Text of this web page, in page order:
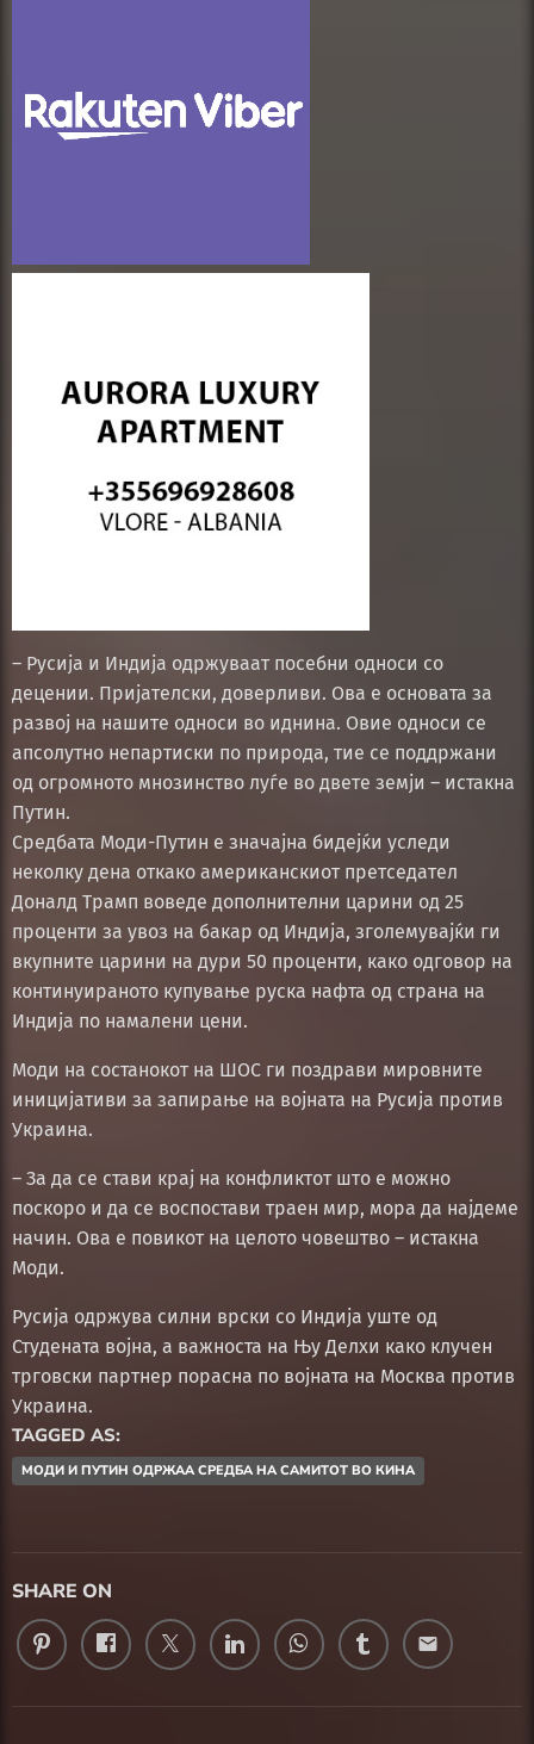
– Русија и Индија одржуваат посебни односи со
децении. Пријателски, доверливи. Ова е основата за
развој на нашите односи во иднина. Овие односи се
апсолутно непартиски по природа, тие се поддржани
од огромното мнозинство луѓе во двете земји – истакна
Путин.
Средбата Моди-Путин е значајна бидејќи уследи
неколку дена откако американскиот претседател
Доналд Трамп воведе дополнителни царини од 25
проценти за увоз на бакар од Индија, зголемувајќи ги
вкупните царини на дури 50 проценти, како одговор на
континуираното купување руска нафта од страна на
Индија по намалени цени.
Моди на состанокот на ШОС ги поздрави мировните
иницијативи за запирање на војната на Русија против
Украина.
– За да се стави крај на конфликтот што е можно
поскоро и да се воспостави траен мир, мора да најдеме
начин. Ова е повикот на целото човештво – истакна
Моди.
Русија одржува силни врски со Индија уште од
Студената војна, а важноста на Њу Делхи како клучен
трговски партнер порасна по војната на Москва против
Украина.
TAGGED AS:
МОДИ И ПУТИН ОДРЖАА СРЕДБА НА САМИТОТ ВО КИНА
SHARE ON
email